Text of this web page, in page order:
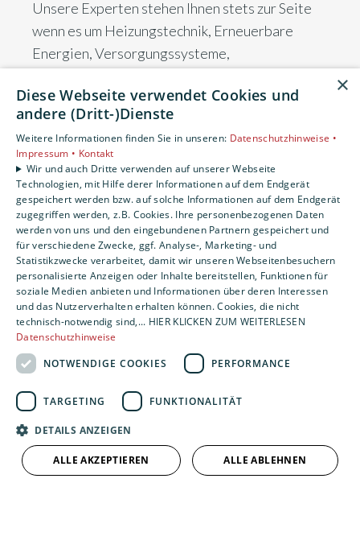
Unsere Experten stehen Ihnen stets zur Seite
wenn es um Heizungstechnik, Erneuerbare
Energien, Versorgungssysteme,
Automatisierung von Gebäuden geht.
Wir haben die optimale Anlage für jeden
Bedarf.
Unsere Kompetenzen
×
Diese Webseite verwendet Cookies und
andere (Dritt-)Dienste
Weitere Informationen finden Sie in unseren: Datenschutzhinweise •
Impressum • Kontakt
Wir und auch Dritte verwenden auf unserer Webseite
Technologien, mit Hilfe derer Informationen auf dem Endgerät
gespeichert werden bzw. auf solche Informationen auf dem Endgerät
zugegriffen werden, z.B. Cookies. Ihre personenbezogenen Daten
werden von uns und den eingebundenen Partnern gespeichert und
für verschiedene Zwecke, ggf. Analyse-, Marketing- und
Statistikzwecke verarbeitet, damit wir unseren Webseitenbesuchern
personalisierte Anzeigen oder Inhalte bereitstellen, Funktionen für
soziale Medien anbieten und Informationen über deren Interessen
und das Nutzerverhalten erhalten können. Cookies, die nicht
technisch-notwendig sind,... HIER KLICKEN ZUM WEITERLESEN
Datenschutzhinweise
NOTWENDIGE COOKIES
PERFORMANCE
TARGETING FUNKTIONALITÄT
DETAILS ANZEIGEN
ALLE AKZEPTIEREN ALLE ABLEHNEN